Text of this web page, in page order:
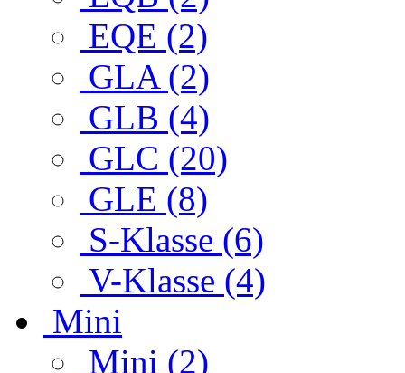
EQE (2)
GLA (2)
GLB (4)
GLC (20)
GLE (8)
S-Klasse (6)
V-Klasse (4)
Mini
Mini (2)